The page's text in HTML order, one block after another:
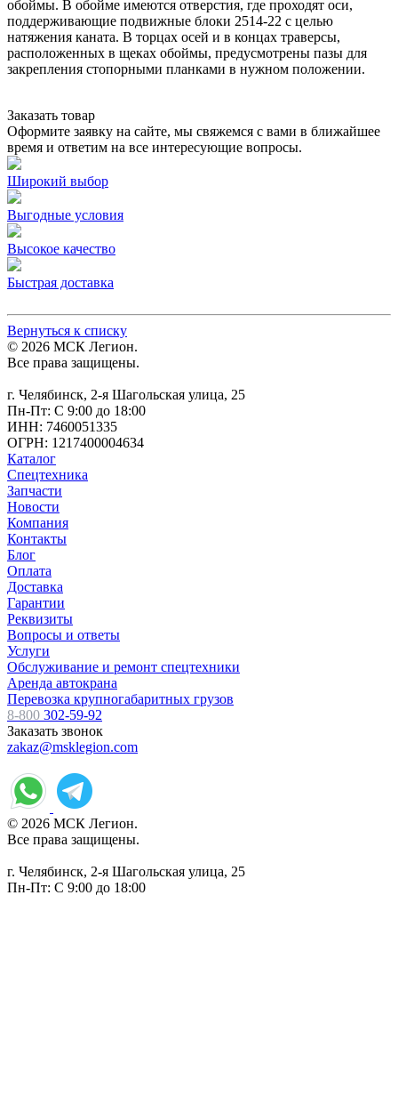
обоймы. В обойме имеются отверстия, где проходят оси,
поддерживающие подвижные блоки 2514-22 с целью
натяжения каната. В торцах осей и в концах траверсы,
расположенных в щеках обоймы, предусмотрены пазы для
закрепления стопорными планками в нужном положении.
Заказать товар
Оформите заявку на сайте, мы свяжемся с вами в ближайшее
время и ответим на все интересующие вопросы.
Широкий выбор
Выгодные условия
Высокое качество
Быстрая доставка
Вернуться к списку
© 2026 МСК Легион.
Все права защищены.
г. Челябинск, 2-я Шагольская улица, 25
Пн-Пт: С 9:00 до 18:00
ИНН: 7460051335
ОГРН: 1217400004634
Каталог
Спецтехника
Запчасти
Новости
Компания
Контакты
Блог
Оплата
Доставка
Гарантии
Реквизиты
Вопросы и ответы
Услуги
Обслуживание и ремонт спецтехники
Аренда автокрана
Перевозка крупногабаритных грузов
8-800 302-59-92
Заказать звонок
zakaz@msklegion.com
© 2026 МСК Легион.
Все права защищены.
г. Челябинск, 2-я Шагольская улица, 25
Пн-Пт: С 9:00 до 18:00